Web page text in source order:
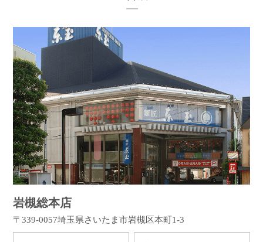
岩槻総本店
〒339-0057埼玉県さいたま市岩槻区本町1-3